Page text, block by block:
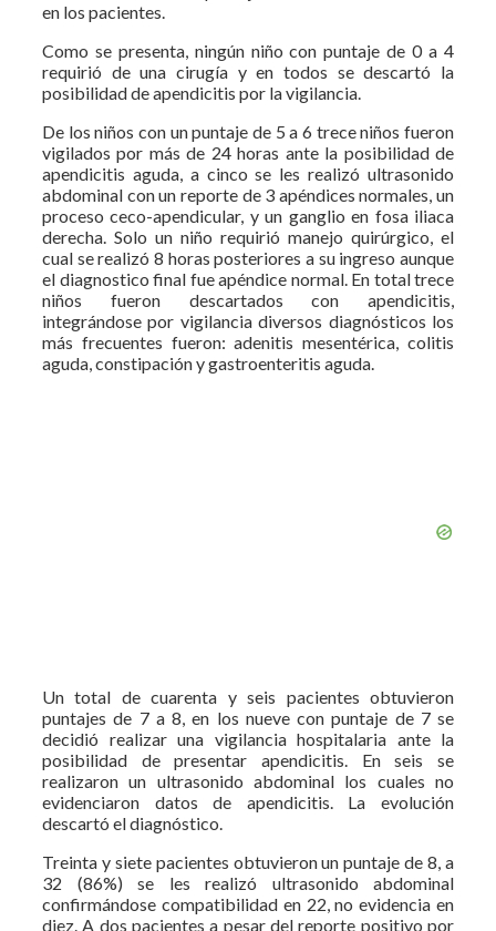
en los pacientes.
Como se presenta, ningún niño con puntaje de 0 a 4
requirió de una cirugía y en todos se descartó la
posibilidad de apendicitis por la vigilancia.
De los niños con un puntaje de 5 a 6 trece niños fueron
vigilados por más de 24 horas ante la posibilidad de
apendicitis aguda, a cinco se les realizó ultrasonido
abdominal con un reporte de 3 apéndices normales, un
proceso ceco-apendicular, y un ganglio en fosa iliaca
derecha. Solo un niño requirió manejo quirúrgico, el
cual se realizó 8 horas posteriores a su ingreso aunque
el diagnostico final fue apéndice normal. En total trece
niños fueron descartados con apendicitis,
integrándose por vigilancia diversos diagnósticos los
más frecuentes fueron: adenitis mesentérica, colitis
aguda, constipación y gastroenteritis aguda.
Un total de cuarenta y seis pacientes obtuvieron
puntajes de 7 a 8, en los nueve con puntaje de 7 se
decidió realizar una vigilancia hospitalaria ante la
posibilidad de presentar apendicitis. En seis se
realizaron un ultrasonido abdominal los cuales no
evidenciaron datos de apendicitis. La evolución
descartó el diagnóstico.
Treinta y siete pacientes obtuvieron un puntaje de 8, a
32 (86%) se les realizó ultrasonido abdominal
confirmándose compatibilidad en 22, no evidencia en
diez. A dos pacientes a pesar del reporte positivo por